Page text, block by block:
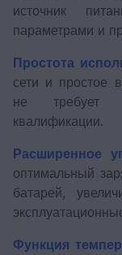
источник
параметрами и
Простота
сети и простое
не требует
квалификации.
Расширенное
оптимальный
батарей,
Функция